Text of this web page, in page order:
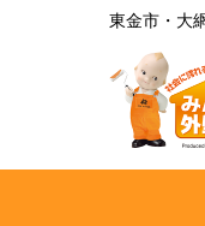
東金市・大